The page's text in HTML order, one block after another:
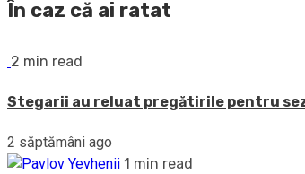
În caz că ai ratat
2 min read
Stegarii au reluat pregătirile pentru
2 săptămâni ago
1 min read